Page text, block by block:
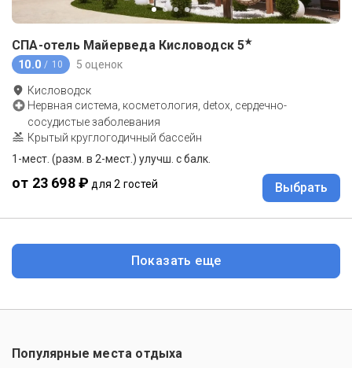
СПА-отель Майерведа Кисловодск 5★
10.0 / 10 5 оценок
Кисловодск
Нервная система, косметология, detox, сердечно-
сосудистые заболевания
Крытый круглогодичный бассейн
1-мест. (разм. в 2-мест.) улучш. с балк.
от 23 698 ₽ для 2 гостей Выбрать
Показать еще
Популярные места отдыха